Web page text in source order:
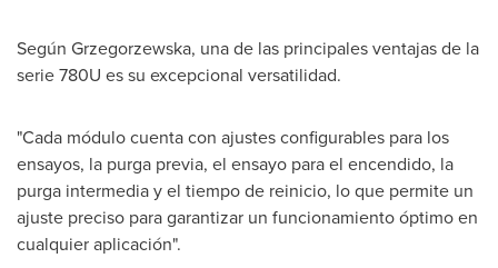
Según Grzegorzewska, una de las principales ventajas de la
serie 780U es su excepcional versatilidad.
"Cada módulo cuenta con ajustes configurables para los
ensayos, la purga previa, el ensayo para el encendido, la
purga intermedia y el tiempo de reinicio, lo que permite un
ajuste preciso para garantizar un funcionamiento óptimo en
cualquier aplicación".